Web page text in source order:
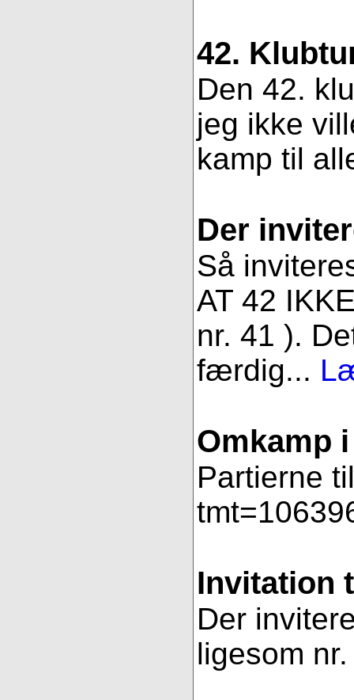
42.
Den 42.
jeg ikke
kamp til
Der
Så
AT 42
nr. 41 ).
færdig...
Omkamp
Partierne
Invitation
Der
ligesom